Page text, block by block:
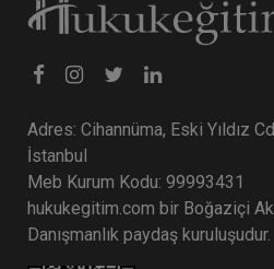
Ticaret Hukuku Kongresi -
MÜLKİYET HUKUKU Video
360 TL
Adres: Cihannüma, Eski Yıldız
İstanbul
Meb Kurum Kodu: 99993431
hukukegitim.com bir Boğaziçi
Danışmanlık paydaş kuruluşudur.